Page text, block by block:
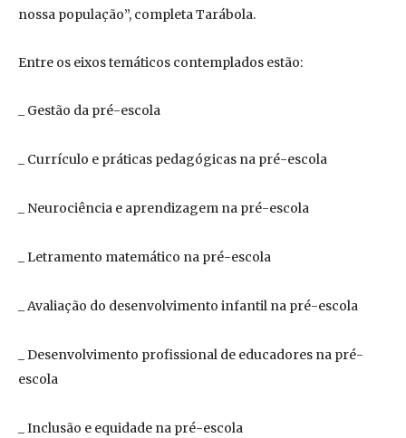
nossa população”, completa Tarábola.
Entre os eixos temáticos contemplados estão:
_ Gestão da pré-escola
_ Currículo e práticas pedagógicas na pré-escola
_ Neurociência e aprendizagem na pré-escola
_ Letramento matemático na pré-escola
_ Avaliação do desenvolvimento infantil na pré-escola
_ Desenvolvimento profissional de educadores na pré-
escola
_ Inclusão e equidade na pré-escola